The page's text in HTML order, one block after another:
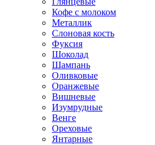
Кофе с молоком
Металлик
Слоновая кость
Фуксия
Шоколад
Шампань
Оливковые
Оранжевые
Вишневые
Изумрудные
Венге
Ореховые
Янтарные